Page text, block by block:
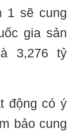
1 sẽ cung
gia sản
3,276 tỷ
động có ý
bảo cung